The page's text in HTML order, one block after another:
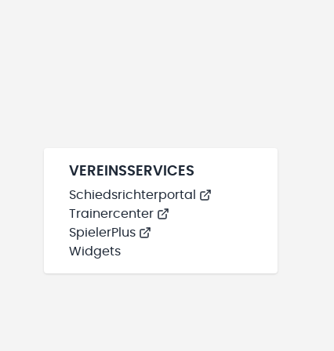
VEREINSSERVICES
Schiedsrichterportal
Trainercenter
SpielerPlus
Widgets